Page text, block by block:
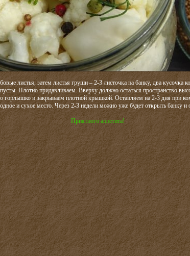
листья, затем листья груши – 2-3 листочка на банку, два кусочка
Плотно придавливаем. Вверху должно остаться пространство
горлышко и закрываем плотной крышкой. Оставляем на 2-3 дня при
и сухое место. Через 2-3 недели можно уже будет открыть банку
Приятного аппетита!